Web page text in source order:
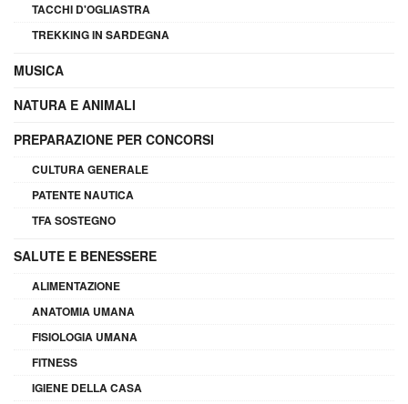
TACCHI D'OGLIASTRA
TREKKING IN SARDEGNA
MUSICA
NATURA E ANIMALI
PREPARAZIONE PER CONCORSI
CULTURA GENERALE
PATENTE NAUTICA
TFA SOSTEGNO
SALUTE E BENESSERE
ALIMENTAZIONE
ANATOMIA UMANA
FISIOLOGIA UMANA
FITNESS
IGIENE DELLA CASA